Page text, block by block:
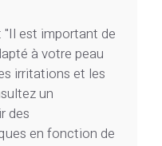
"Il est important de
à votre peau
irritations et les
un
des
en fonction de